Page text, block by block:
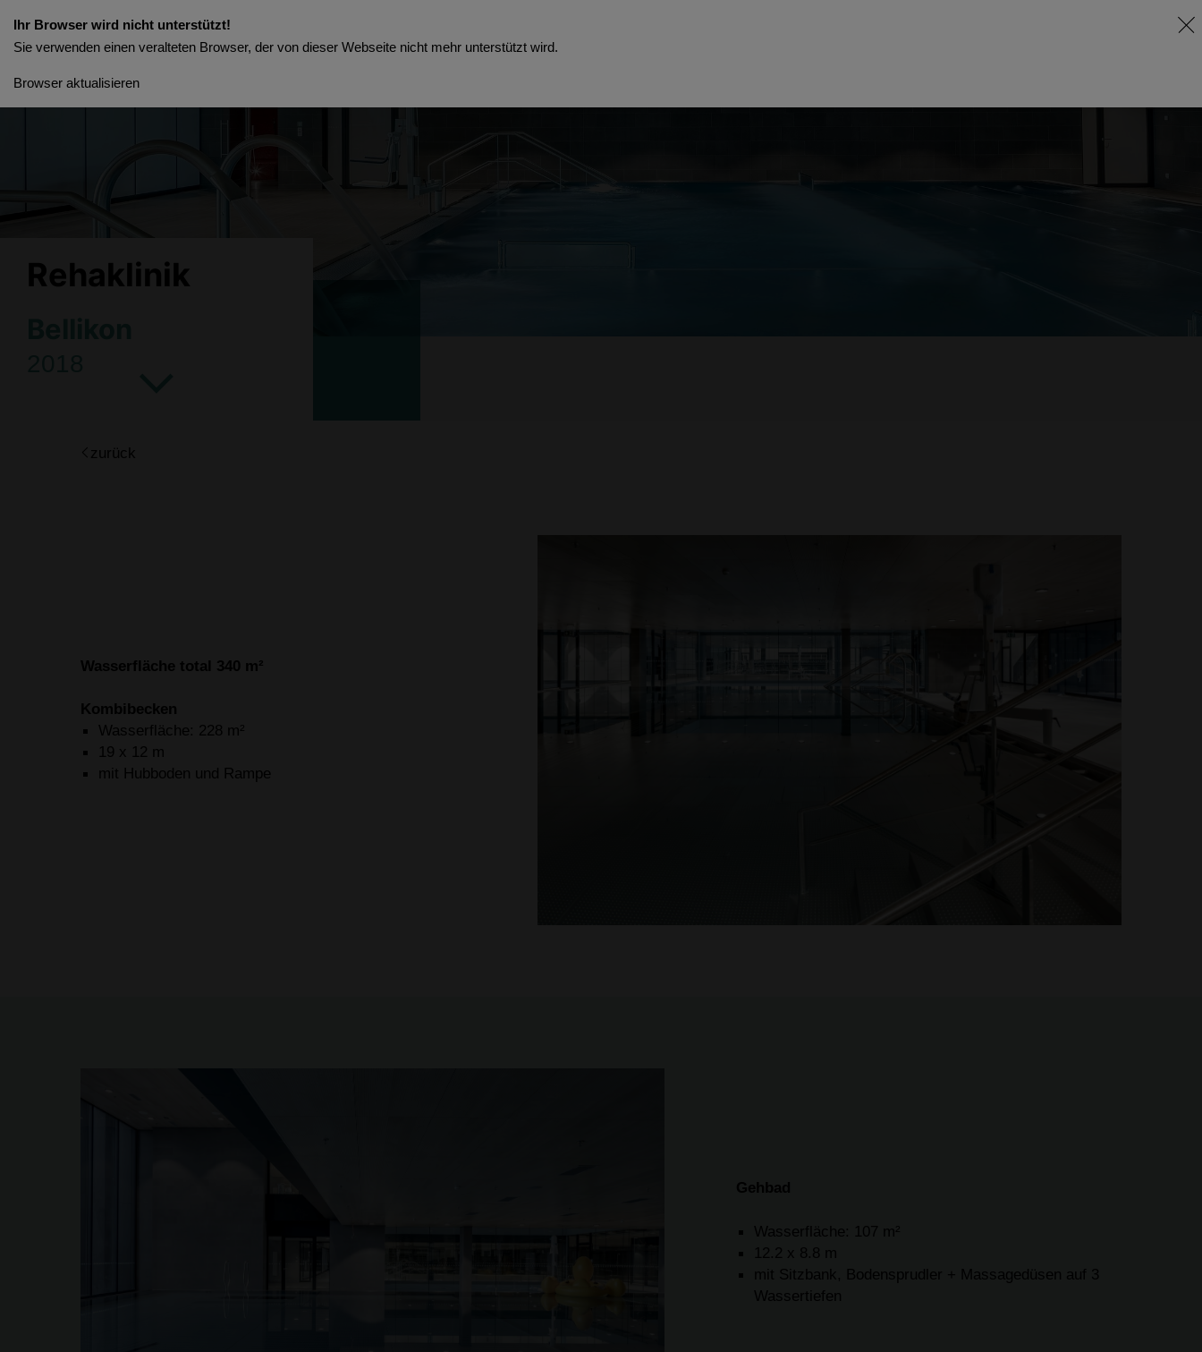
Rehaklinik
zurück
Wasserfläche total 340 m²
Kombibecken
Wasserfläche: 228 m²
19 x 12 m
mit Hubboden und Rampe
Gehbad
Wasserfläche: 107 m²
12.2 x 8.8 m
mit Sitzbank, Bodensprudler + Massagedüsen auf 3
Wassertiefen
Ihr Browser wird nicht unterstützt!
Sie verwenden einen veralteten Browser, der von dieser Webseite nicht mehr unterstützt wird.
Browser aktualisieren